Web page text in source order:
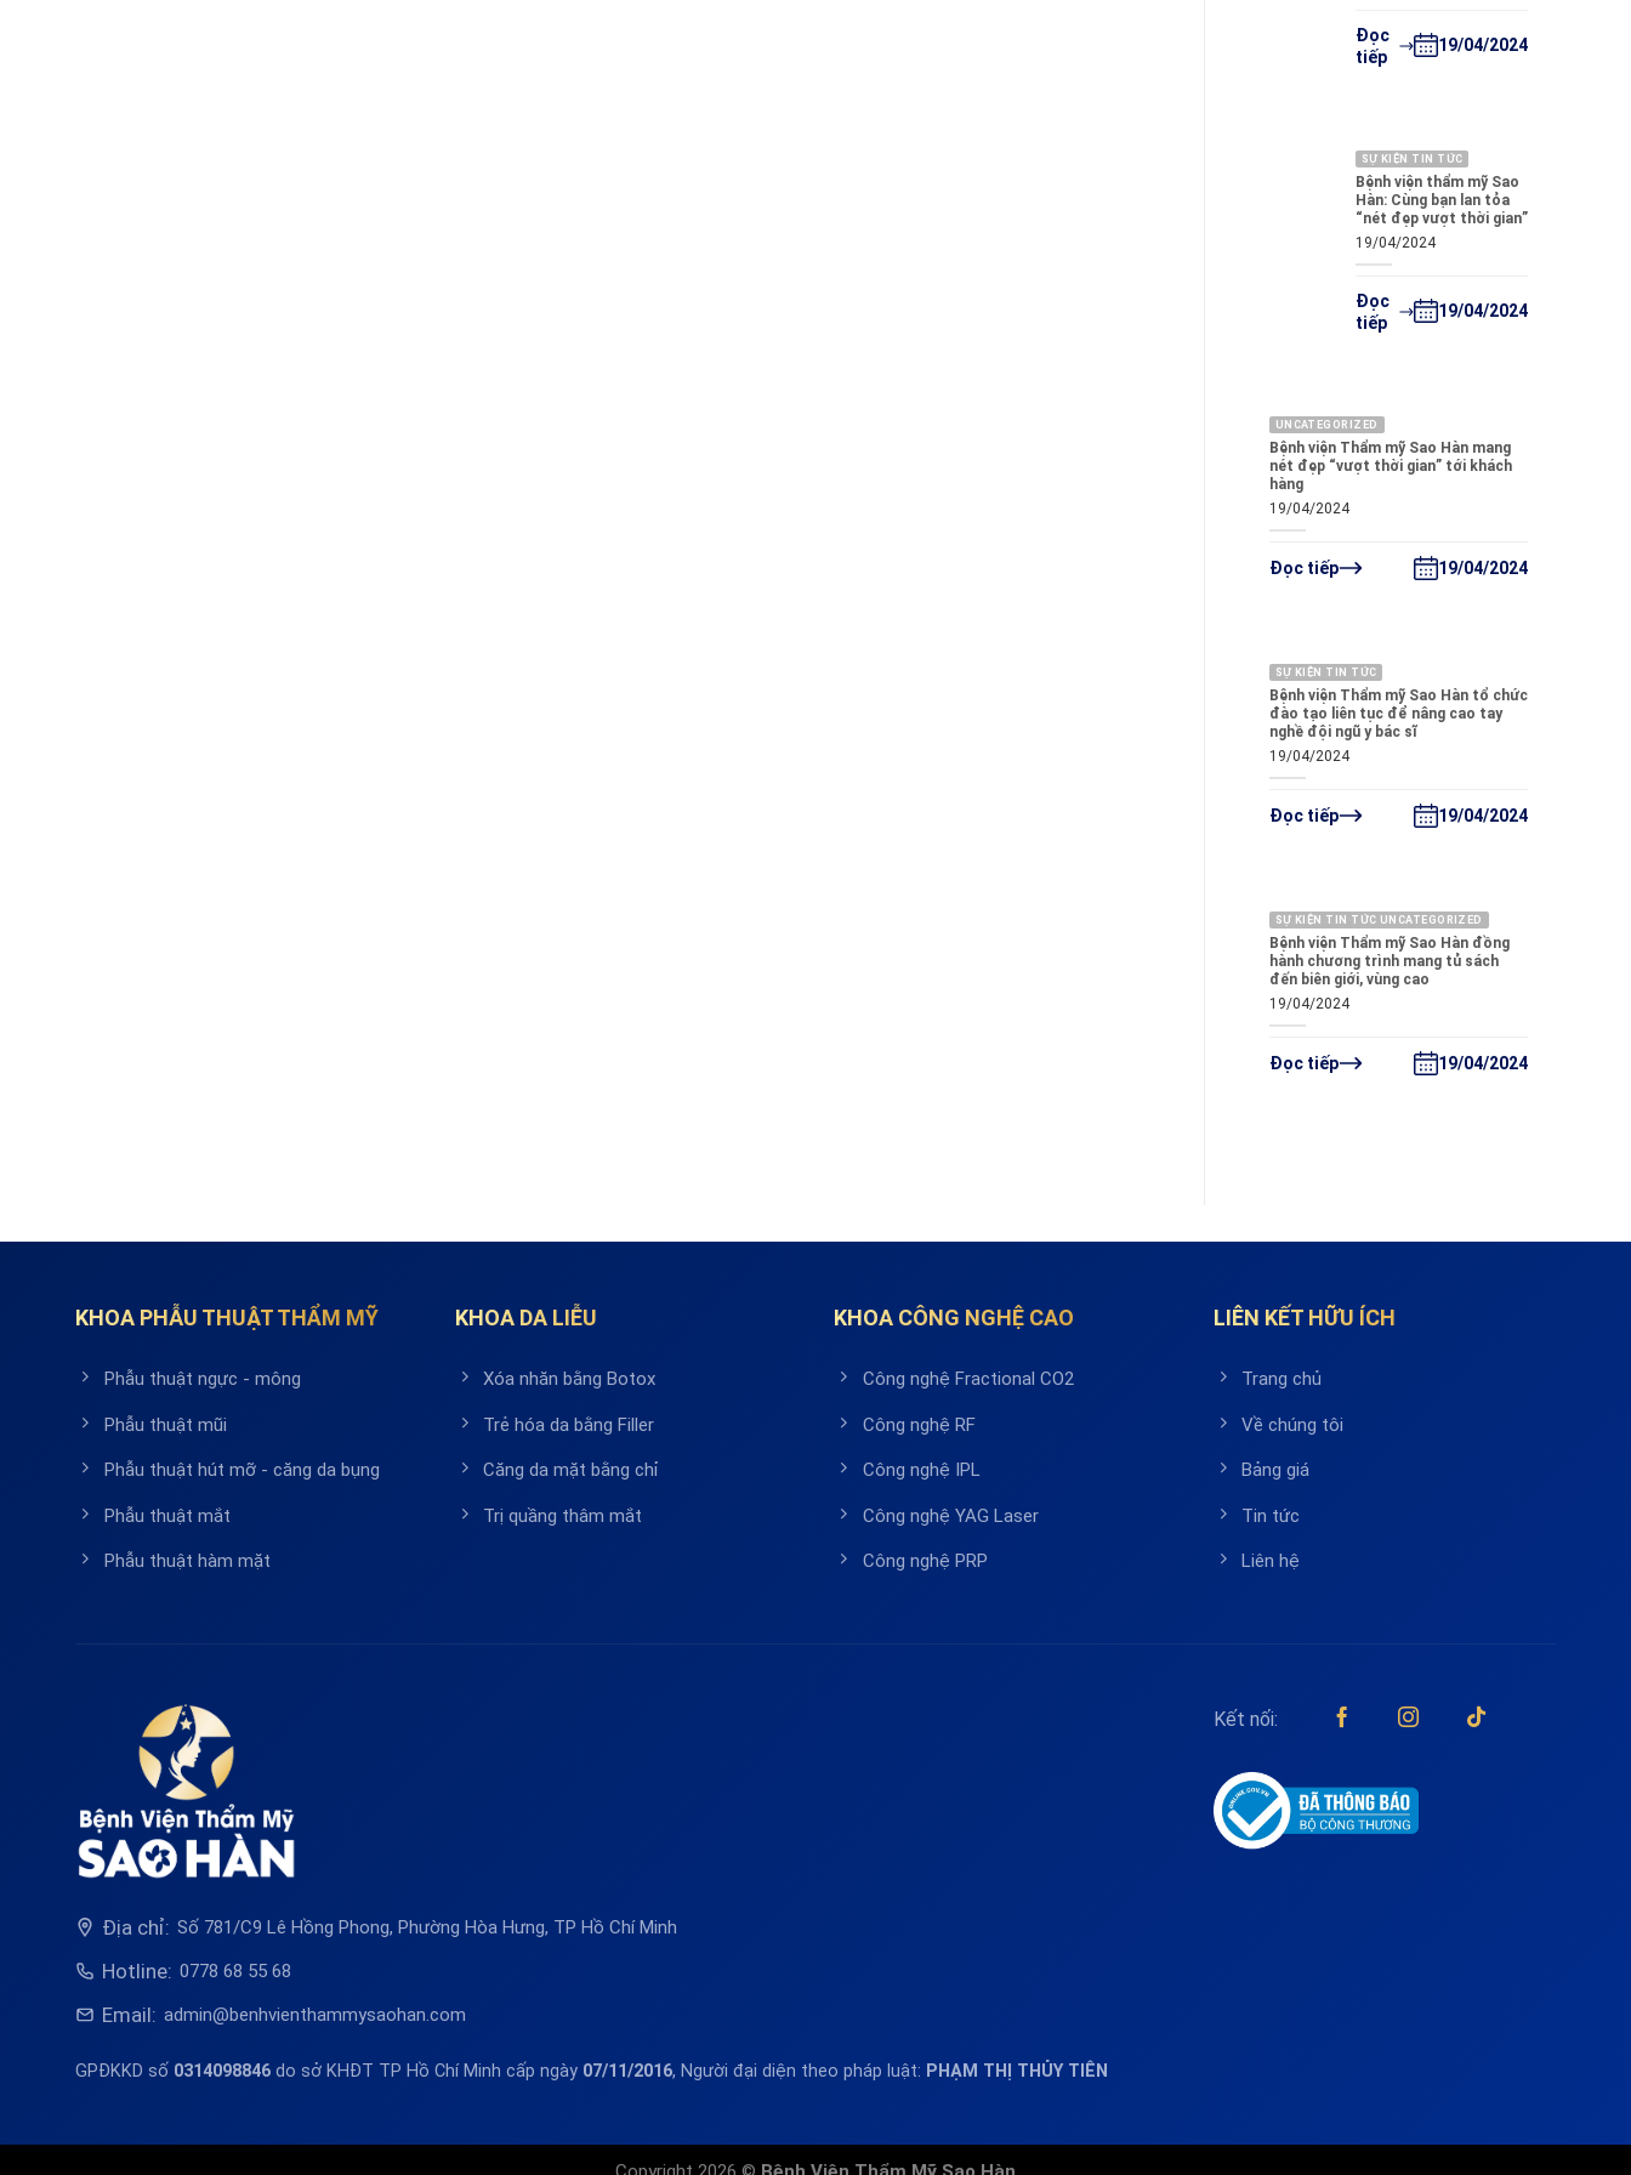
Đọc
tiếp
19/04/2024
SỰ KIỆN TIN TỨC
Bệnh viện thẩm mỹ Sao
Hàn: Cùng bạn lan tỏa
“nét đẹp vượt thời gian”
19/04/2024
Đọc
tiếp
19/04/2024
UNCATEGORIZED
Bệnh viện Thẩm mỹ Sao Hàn mang
nét đẹp “vượt thời gian” tới khách
hàng
19/04/2024
Đọc tiếp 19/04/2024
SỰ KIỆN TIN TỨC
Bệnh viện Thẩm mỹ Sao Hàn tổ chức
đào tạo liên tục để nâng cao tay
nghề đội ngũ y bác sĩ
19/04/2024
Đọc tiếp 19/04/2024
SỰ KIỆN TIN TỨC UNCATEGORIZED
Bệnh viện Thẩm mỹ Sao Hàn đồng
hành chương trình mang tủ sách
đến biên giới, vùng cao
19/04/2024
Đọc tiếp 19/04/2024
KHOA PHẪU THUẬT THẨM MỸ
Phẫu thuật ngực - mông
Phẫu thuật mũi
Phẫu thuật hút mỡ - căng da bụng
Phẫu thuật mắt
Phẫu thuật hàm mặt
KHOA DA LIỄU
Xóa nhăn bằng Botox
Trẻ hóa da bằng Filler
Căng da mặt bằng chỉ
Trị quầng thâm mắt
KHOA CÔNG NGHỆ CAO
Công nghệ Fractional CO2
Công nghệ RF
Công nghệ IPL
Công nghệ YAG Laser
Công nghệ PRP
LIÊN KẾT HỮU ÍCH
Trang chủ
Về chúng tôi
Bảng giá
Tin tức
Liên hệ
Địa chỉ: Số 781/C9 Lê Hồng Phong, Phường Hòa Hưng, TP Hồ Chí Minh
Hotline: 0778 68 55 68
Email: admin@benhvienthammysaohan.com
GPĐKKD số 0314098846 do sở KHĐT TP Hồ Chí Minh cấp ngày 07/11/2016, Người đại diện theo pháp luật: PHẠM THỊ THỦY TIÊN
Kết nối: